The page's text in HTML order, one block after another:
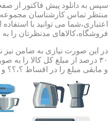
سپس به دانلود پیش فاکتور از
منتظر تماس کارشناسان مجموعه
اعتباری،شما می توانید با
فروشگاه،کالاهای مدنظرتان را
در این صورت نیازی به ضامن نیز
۳۰ درصد از مبلغ کل کالا را
و مابقی مبلغ را در اقساط ؟،؟؟ و